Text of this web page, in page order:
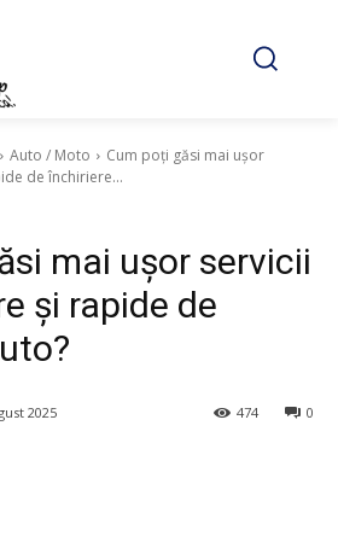
Auto / Moto
Cum poți găsi mai ușor
de închiriere...
mai ușor servicii
și rapide de
2025 0
474